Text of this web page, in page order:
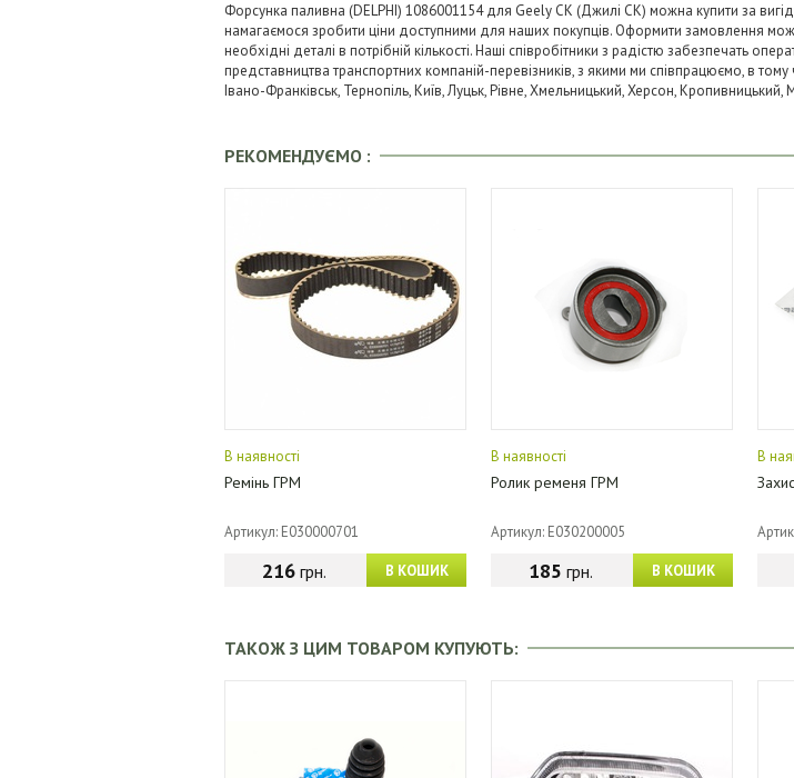
Форсунка паливна (DELPHI) 1086001154 для Geely CK (Джилі СК) можна купити за
намагаємося зробити ціни доступними для наших покупців. Оформити замовлення
необхідні деталі в потрібній кількості. Наші співробітники з радістю забезпечать
представництва транспортних компаній-перевізників, з якими ми співпрацюємо, в
Івано-Франківськ, Тернопіль, Київ, Луцьк, Рівне, Хмельницький, Херсон,
РЕКОМЕНДУЄМО :
В наявності
Ремінь ГРМ
Артикул: E030000701
В КОШИК
216грн.
В наявності
Ролик ременя ГРМ
Артикул: E030200005
В КОШИК
185 грн.
В
ТАКОЖ З ЦИМ ТОВАРОМ КУПУЮТЬ: